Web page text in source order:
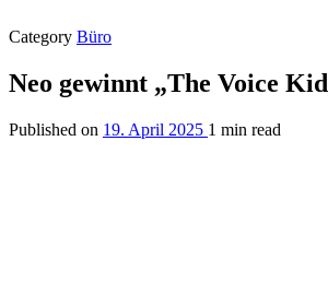
Category Büro
Neo gewinnt „The Voice
Published on 19. April 2025 1 min read